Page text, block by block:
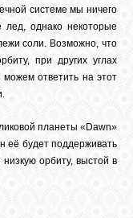
системе мы ничего
однако некоторые
соли. Возможно, что
при других углах
можем ответить на этот
планеты «Dawn»
её будет поддерживать
орбиту, выстой в